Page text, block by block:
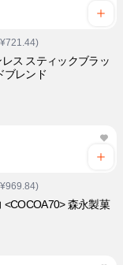
ス スティックブラッ
ブレンド
<COCOA70> 森永製菓